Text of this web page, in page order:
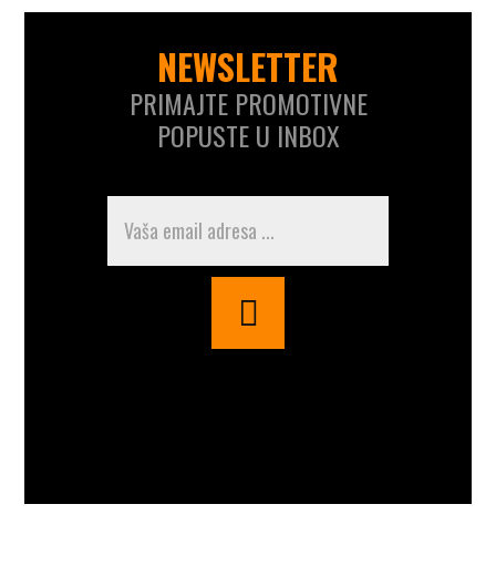
NEWSLETTER
PRIMAJTE PROMOTIVNE
POPUSTE U INBOX